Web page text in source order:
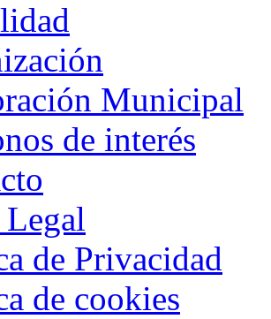
Municipal
de interés
de Privacidad
de cookies